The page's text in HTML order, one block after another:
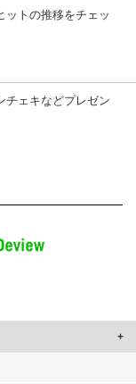
ットの推移をチェッ
チェキなどプレゼン
たコンテンツや広告の